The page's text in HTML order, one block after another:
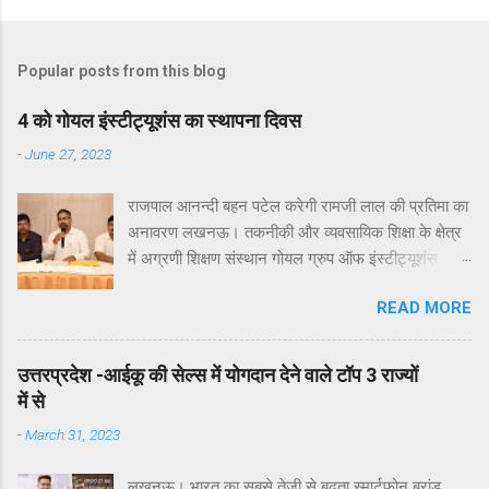
Popular posts from this blog
4 को गोयल इंस्टीट्यूशंस का स्थापना दिवस
-June 27, 2023
राजपाल आनन्दी बहन पटेल करेगी रामजी लाल की प्रतिमा का
अनावरण लखनऊ। तकनीकी और व्यवसायिक शिक्षा के क्षेत्र
में अग्रणी शिक्षण संस्थान गोयल ग्रुप ऑफ इंस्टीट्यूशंस
4 जुलाई 2023 को विद्यालय के प्रांगण में किया जाएगा। इस
बात की जानकारी आज एक प्रेसवार्ता में गोयल इंस्टीटयूशन के
निदेशक समन्वय डॉ आलोक जैन ने दी। उन्होने बताया कि
आगामी 4 जुलाई 2023 को प्रात: 11:00 बजे होने वाला गोयल
READ MORE
उत्तरप्रदेश -आईकू की सेल्स में योगदान देने वाले टॉप 3 राज्यों
में से
-March 31, 2023